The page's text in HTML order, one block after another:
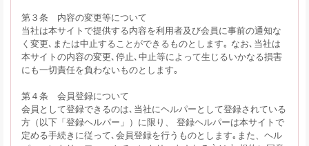
第３条 内容の変更等について
当社は本サイトで提供する内容を利用者及び会員に事前の通知な
く変更､または中止することができるものとします｡ なお､当社は
本サイトの内容の変更､停止､中止等によって生じるいかなる損害
にも一切責任を負わないものとします｡
第４条 会員登録について
会員として登録できるのは､当社にヘルパーとして登録されている
方（以下「登録ヘルパー」）に限り、 登録ヘルパーは本サイトで
定める手続きに従って､会員登録を行うものとします｡また、ヘル